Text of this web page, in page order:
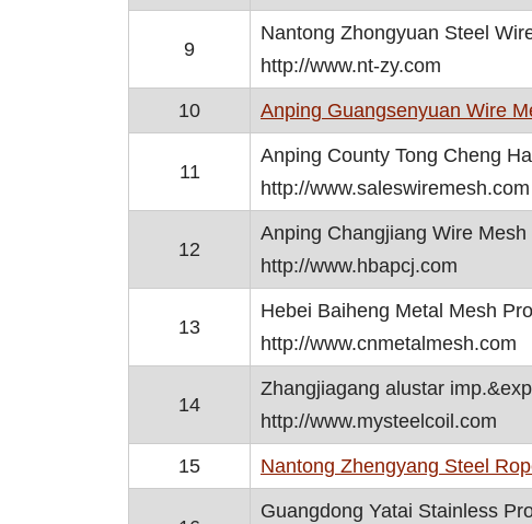
9
Nantong Zhongyuan Steel
http://www.nt-zy.com
10 Anping Guangsenyuan Wire
11
Anping County Tong Cheng
http://www.saleswiremesh.com
12
Anping Changjiang Wire Mesh
http://www.hbapcj.com
13
Hebei Baiheng Metal Mesh
http://www.cnmetalmesh.com
14
Zhangjiagang alustar
http://www.mysteelcoil.com
15 Nantong Zhengyang Steel
Guangdong Yatai Stainless